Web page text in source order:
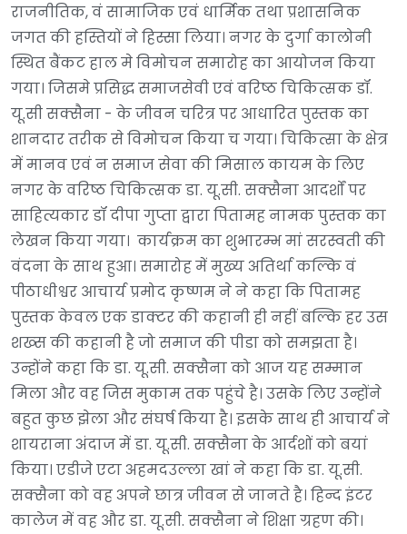
राजनीतिक, वं सामाजिक एवं धार्मिक तथा प्रशासनिक
जगत की हस्तियों ने हिस्सा लिया। नगर के दुर्गा कालोनी
स्थित बैंकट हाल मे विमोचन समारोह का आयोजन किया
गया। जिसमे प्रसिद्ध समाजसेवी एवं वरिष्ठ चिकित्सक डॉ.
यू.सी सक्सैना - के जीवन चरित्र पर आधारित पुस्तक का
शानदार तरीक से विमोचन किया च गया। चिकित्सा के क्षेत्र
में मानव एवं न समाज सेवा की मिसाल कायम के लिए
नगर के वरिष्ठ चिकित्सक डा. यू.सी. सक्सैना आदर्शों पर
साहित्यकार डॉ दीपा गुप्ता द्वारा पितामह नामक पुस्तक का
लेखन किया गया। कार्यक्रम का शुभारम्भ मां सरस्वती की
वंदना के साथ हुआ। समारोह में मुख्य अतिर्था कल्कि वं
पीठाधीश्वर आचार्य प्रमोद कृष्णम ने ने कहा कि पितामह
पुस्तक केवल एक डाक्टर की कहानी ही नहीं बल्कि हर उस
शख्स की कहानी है जो समाज की पीडा को समझता है।
उन्होंने कहा कि डा. यू.सी. सक्सैना को आज यह सम्मान
मिला और वह जिस मुकाम तक पहुंचे है। उसके लिए उन्होंने
बहुत कुछ झेला और संघर्ष किया है। इसके साथ ही आचार्य ने
शायराना अंदाज में डा. यू.सी. सक्सैना के आर्दशों को बयां
किया। एडीजे एटा अहमदउल्ला खां ने कहा कि डा. यू.सी.
सक्सैना को वह अपने छात्र जीवन से जानते है। हिन्द इंटर
कालेज में वह और डा. यू.सी. सक्सैना ने शिक्षा ग्रहण की।